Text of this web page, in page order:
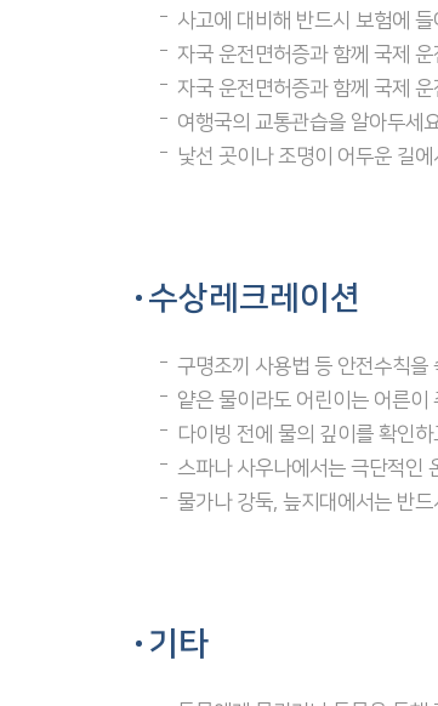
사고에 대비해 반드시 보험에 들
자국 운전면허증과 함께 국제
자국 운전면허증과 함께 국제
여행국의 교통관습을 알아두세
낯선 곳이나 조명이 어두운 길
수상레크레이션
구명조끼 사용법 등 안전수칙을
얕은 물이라도 어린이는 어른이
다이빙 전에 물의 깊이를 확인
스파나 사우나에서는 극단적인
물가나 강둑, 늪지대에서는 반
기타